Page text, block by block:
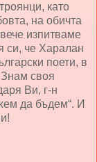
като
на обичта
изпитваме
си, че Харалан
поети, в
своя
Ви, г-н
да бъдем“. И